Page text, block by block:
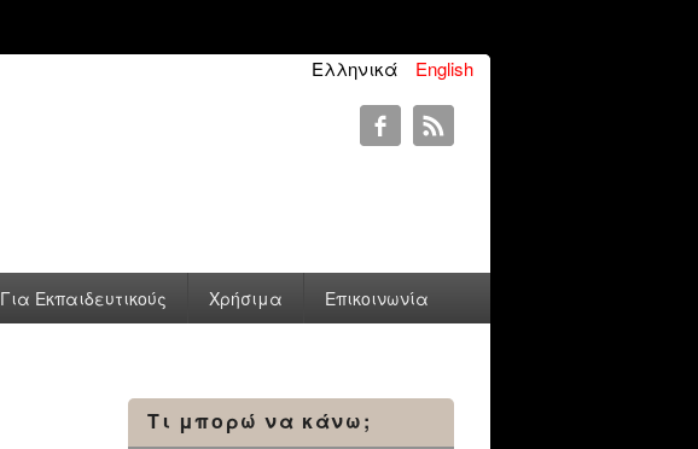
English
Ελληνικά
Για Εκπαιδευτικούς Χρήσιμα Επικοινωνία
Τι μπορώ να κάνω;